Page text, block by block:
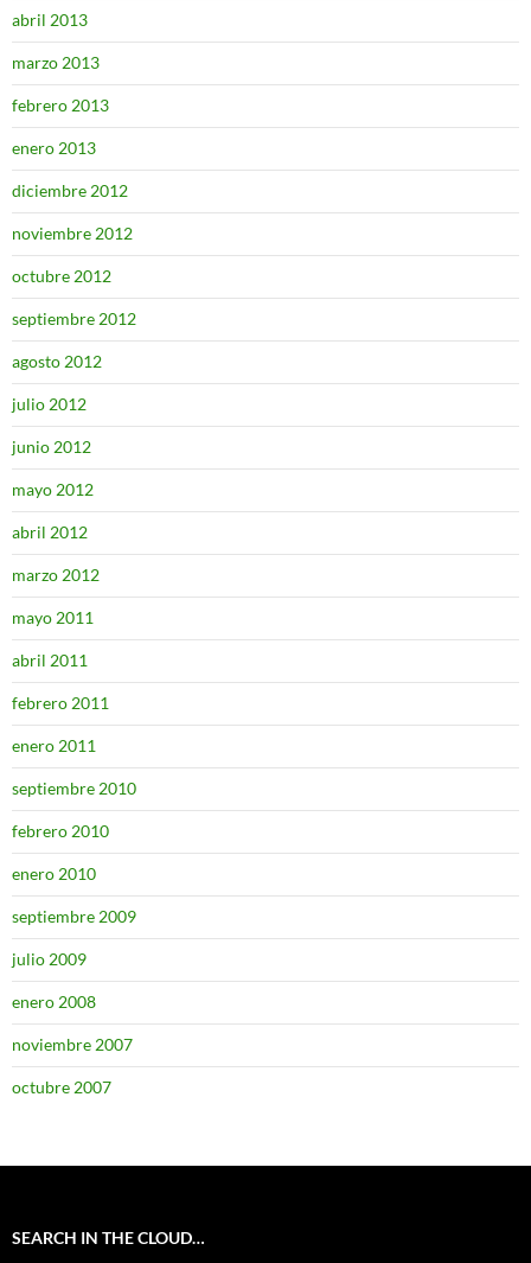
abril 2013
marzo 2013
febrero 2013
enero 2013
diciembre 2012
noviembre 2012
octubre 2012
septiembre 2012
agosto 2012
julio 2012
junio 2012
mayo 2012
abril 2012
marzo 2012
mayo 2011
abril 2011
febrero 2011
enero 2011
septiembre 2010
febrero 2010
enero 2010
septiembre 2009
julio 2009
enero 2008
noviembre 2007
octubre 2007
SEARCH IN THE CLOUD…